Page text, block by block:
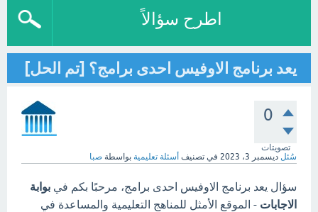
اطرح سؤالاً
يعد برنامج الاوفيس احدى برامج؟ [تم الحل]
0
تصويتات
سُئل ديسمبر 3، 2023 في تصنيف أسئلة تعليمية بواسطة صبا
سؤال يعد برنامج الاوفيس احدى برامج، مرحبًا بكم في بوابة
الاجابات - الموقع الأمثل للمناهج التعليمية والمساعدة في